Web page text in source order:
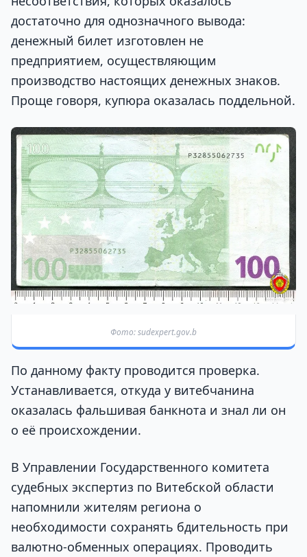
достаточно для однозначного вывода:
денежный билет изготовлен не
предприятием, осуществляющим
производство настоящих денежных знаков.
Проще говоря, купюра оказалась поддельной.
Фото: sudexpert.gov.b
По данному факту проводится проверка.
Устанавливается, откуда у витебчанина
оказалась фальшивая банкнота и знал ли он
о её происхождении.
В Управлении Государственного комитета
судебных экспертиз по Витебской области
напомнили жителям региона о
необходимости сохранять бдительность при
валютно-обменных операциях. Проводить